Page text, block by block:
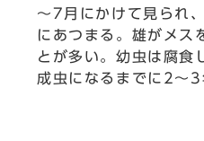
～7月にかけて見られ
にあつまる。雄がメス
とが多い。幼虫は腐食
成虫になるまでに2～3